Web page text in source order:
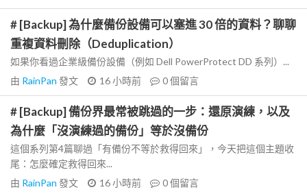
# [Backup] 為什麼備份設備可以塞進 30 倍的資料？聊聊
重複資料刪除（Deduplication）
如果你看過企業級備份設備（例如 Dell PowerProtect DD 系列）...
由 RainPan 發文 16 小時前 0個留言
# [Backup] 備份界最常被跳過的一步：還原演練，以及
為什麼「沒演練過的備份」等於沒備份
這個系列第4篇聊過「有備份不等於救得回來」，今天把這個主題收
尾：怎麼確定救得回來...
由 RainPan 發文 16 小時前 0個留言